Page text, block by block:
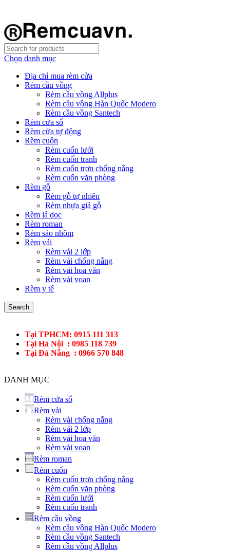
Chọn danh mục
Địa chỉ mua rèm cửa
Rèm cầu vồng
Rèm cầu vồng Allplus
Rèm cầu vồng Hàn Quốc Modero
Rèm cầu vồng Santech
Rèm cửa sổ
Rèm cửa tự động
Rèm cuốn
Rèm cuốn lưới
Rèm cuốn tranh
Rèm cuốn trơn chống nắng
Rèm cuốn văn phòng
Rèm gỗ
Rèm gỗ tự nhiên
Rèm nhựa giả gỗ
Rèm lá dọc
Rèm roman
Rèm sáo nhôm
Rèm vải
Rèm vải 2 lớp
Rèm vải chống nắng
Rèm vải hoa văn
Rèm vải voan
Rèm y tế
Search
Tại TPHCM: 0915 111 313
Tại Hà Nội : 0985 118 739
Tại Đà Nẵng : 0966 570 848
DANH MỤC
Rèm cửa sổ
Rèm vải
Rèm vải chống nắng
Rèm vải 2 lớp
Rèm vải hoa văn
Rèm vải voan
Rèm roman
Rèm cuốn
Rèm cuốn trơn chống nắng
Rèm cuốn văn phòng
Rèm cuốn lưới
Rèm cuốn tranh
Rèm cầu vồng
Rèm cầu vồng Hàn Quốc Modero
Rèm cầu vồng Santech
Rèm cầu vồng Allplus